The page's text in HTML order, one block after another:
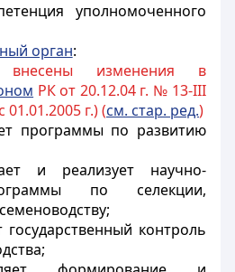
уполномоченного
орган:
изменения в
РК от 20.12.04 г. № 13-III
01.01.2005 г.) (см. стар. ред.)
программы по развитию
и реализует научно-
по селекции,
государственный контроль